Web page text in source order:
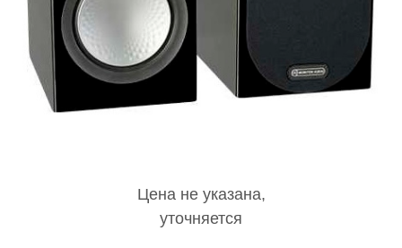
Цена не указана,
уточняется